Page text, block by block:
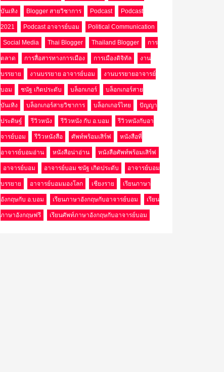
บันเทิง Blogger สายวิชาการ Podcast Podcast
2021 Podcast อาจารย์บอม Political Communication
Social Media Thai Blogger Thailand Blogger การ
ตลาด การสื่อสารทางการเมือง การเมืองดิจิทัล งาน
บรรยาย งานบรรยาย อาจารย์บอม งานบรรยายอาจารย์
บอม ชนัฐ เกิดประดับ บล็อกเกอร์ บล็อกเกอร์สาย
บันเทิง บล็อกเกอร์สายวิชาการ บล็อกเกอร์ไทย ปัญญา
ประดิษฐ์ รีวิวหนัง รีวิวหนัง กับ อ.บอม รีวิวหนังกับอา
จารย์บอม รีวิวหนังสือ ศัพท์พร้อมเสิร์ฟ หนังสือที่
อาจารย์บอมอ่าน หนังสือน่าอ่าน หนังสือศัพท์พร้อมเสิร์ฟ
อาจารย์บอม อาจารย์บอม ชนัฐ เกิดประดับ อาจารย์บอม
บรรยาย อาจารย์บอมมองโลก เชียงราย เรียนภาษา
อังกฤษกับ อ.บอม เรียนภาษาอังกฤษกับอาจารย์บอม เรียน
ภาษาอังกฤษฟรี เรียนศัพท์ภาษาอังกฤษกับอาจารย์บอม